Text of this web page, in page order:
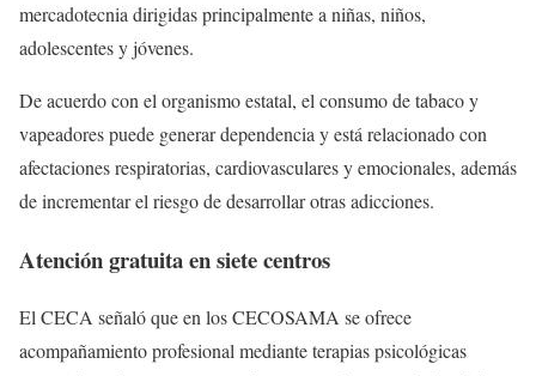
mercadotecnia dirigidas principalmente a niñas, niños,
adolescentes y jóvenes.
De acuerdo con el organismo estatal, el consumo de tabaco y
vapeadores puede generar dependencia y está relacionado con
afectaciones respiratorias, cardiovasculares y emocionales, además
de incrementar el riesgo de desarrollar otras adicciones.
Atención gratuita en siete centros
El CECA señaló que en los CECOSAMA se ofrece
acompañamiento profesional mediante terapias psicológicas